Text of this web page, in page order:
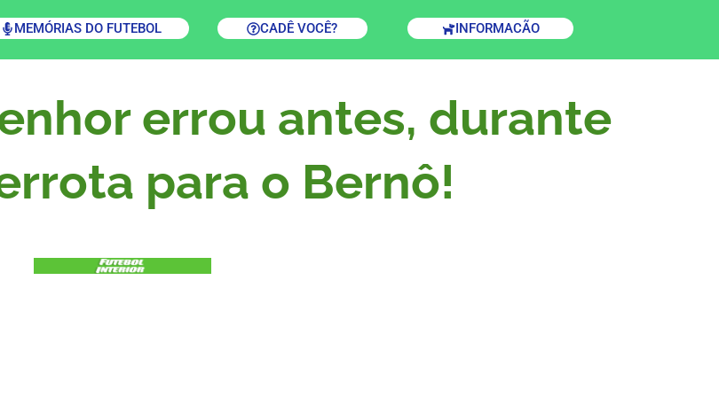
MEMÓRIAS DO FUTEBOL CADÊ VOCÊ? INFORMACÃO
errou antes, durante
para o Bernô!